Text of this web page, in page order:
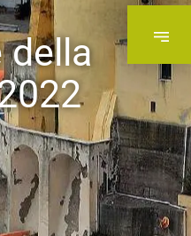
della